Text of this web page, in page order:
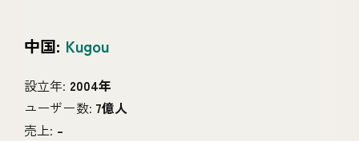
中国: Kugou
設立年: 2004年
ユーザー数: 7億人
売上: –